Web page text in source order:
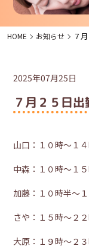
HOME お知らせ ７
2025年07月25日
７月２５日
山口：１０時～１
中森：１０時～１
加藤：１０時半～
さや：１５時～２
大原：１９時～２